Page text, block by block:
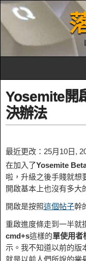
Yosemite開
決辦法
最近更改：25月10日,
在加入了Yosemite
啦，升級之後手賤就想
開啟基本上也沒有多大
開啟是按照這個帖子幹
重啟進度條走到一半就
cmd+s這樣的單使用者
示。我不知道以前的版
就是以前人們所說的常